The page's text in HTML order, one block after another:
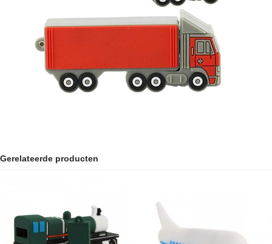
Gerelateerde producten